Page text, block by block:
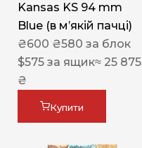
Kansas KS 94 mm
Blue (в мʼякій пачці)
₴600 ₴580 за блок
$575 за ящик≈ 25 875
₴
Купити